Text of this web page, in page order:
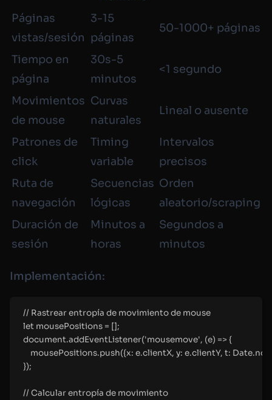
Páginas
vistas/sesión
3-15
páginas
50-1000+ páginas
Tiempo en
página
30s-5
minutos
<1 segundo
Movimientos
de mouse
Curvas
naturales
Lineal o ausente
Patrones de
click
Timing
variable
Intervalos
precisos
Ruta de
navegación
Secuencias
lógicas
Orden
aleatorio/scraping
Duración de
sesión
Minutos a
horas
Segundos a
minutos
Implementación:
// Rastrear entropía de movimiento de mouse
let mousePositions = [];
document.addEventListener('mousemove', (e) => {
mousePositions.push({x: e.clientX, y: e.clientY, t: Date.
});
// Calcular entropía de movimiento